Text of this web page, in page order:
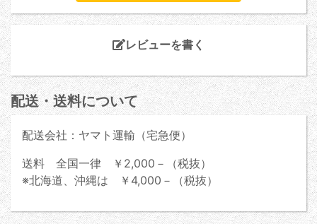
レビューを書く
配送・送料について
配送会社：ヤマト運輸（宅急便）
送料 全国一律 ￥2,000－（税抜）
※北海道、沖縄は ￥4,000－（税抜）